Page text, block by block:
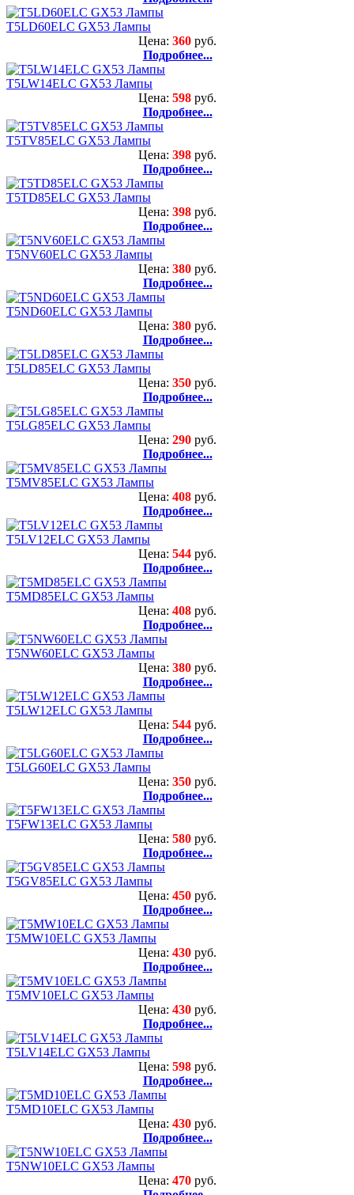
T5LD60ELC GX53 Лампы
Цена: 360 руб.
Подробнее...
T5LW14ELC GX53 Лампы
Цена: 598 руб.
Подробнее...
T5TV85ELC GX53 Лампы
Цена: 398 руб.
Подробнее...
T5TD85ELC GX53 Лампы
Цена: 398 руб.
Подробнее...
T5NV60ELC GX53 Лампы
Цена: 380 руб.
Подробнее...
T5ND60ELC GX53 Лампы
Цена: 380 руб.
Подробнее...
T5LD85ELC GX53 Лампы
Цена: 350 руб.
Подробнее...
T5LG85ELC GX53 Лампы
Цена: 290 руб.
Подробнее...
T5MV85ELC GX53 Лампы
Цена: 408 руб.
Подробнее...
T5LV12ELC GX53 Лампы
Цена: 544 руб.
Подробнее...
T5MD85ELC GX53 Лампы
Цена: 408 руб.
Подробнее...
T5NW60ELC GX53 Лампы
Цена: 380 руб.
Подробнее...
T5LW12ELC GX53 Лампы
Цена: 544 руб.
Подробнее...
T5LG60ELC GX53 Лампы
Цена: 350 руб.
Подробнее...
T5FW13ELC GX53 Лампы
Цена: 580 руб.
Подробнее...
T5GV85ELC GX53 Лампы
Цена: 450 руб.
Подробнее...
T5MW10ELC GX53 Лампы
Цена: 430 руб.
Подробнее...
T5MV10ELC GX53 Лампы
Цена: 430 руб.
Подробнее...
T5LV14ELC GX53 Лампы
Цена: 598 руб.
Подробнее...
T5MD10ELC GX53 Лампы
Цена: 430 руб.
Подробнее...
T5NW10ELC GX53 Лампы
Цена: 470 руб.